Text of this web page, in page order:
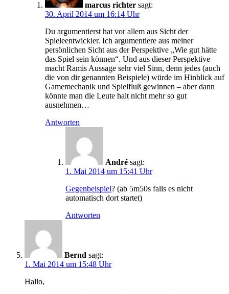
marcus richter sagt:
30. April 2014 um 16:14 Uhr
Du argumentierst hat vor allem aus Sicht der
Spieleentwickler. Ich argumentiere aus meiner
persönlichen Sicht aus der Perspektive „Wie gut hätte
das Spiel sein können“. Und aus dieser Perspektive
macht Ramis Aussage sehr viel Sinn, denn jedes (auch
die von dir genannten Beispiele) würde im Hinblick auf
Gamemechanik und Spielfluß gewinnen – aber dann
könnte man die Leute halt nicht mehr so gut
ausnehmen…
Antworten
André sagt:
1. Mai 2014 um 15:41 Uhr
Gegenbeispiel? (ab 5m50s falls es nicht
automatisch dort startet)
Antworten
Bernd sagt:
1. Mai 2014 um 15:48 Uhr
Hallo,